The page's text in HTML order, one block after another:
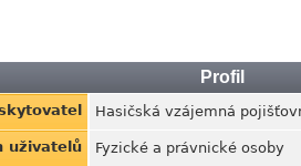
Profil
Hasičská vzájemná
uživatelů Fyzické a právnické osoby